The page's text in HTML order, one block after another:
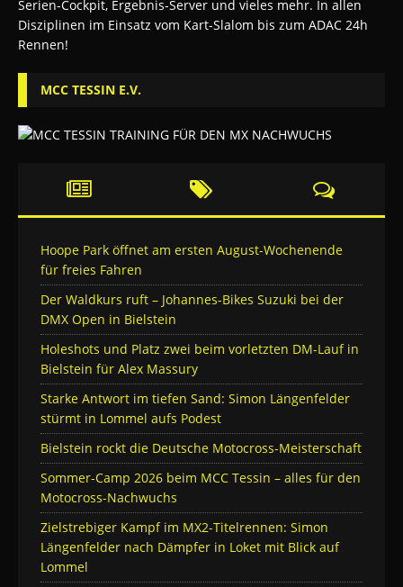
MCC TESSIN E.V.
Hoope Park öffnet am ersten August-Wochenende
für freies Fahren
Der Waldkurs ruft – Johannes-Bikes Suzuki bei der
DMX Open in Bielstein
Holeshots und Platz zwei beim vorletzten DM-Lauf in
Bielstein für Alex Massury
Starke Antwort im tiefen Sand: Simon Längenfelder
stürmt in Lommel aufs Podest
Bielstein rockt die Deutsche Motocross-Meisterschaft
Sommer-Camp 2026 beim MCC Tessin – alles für den
Motocross-Nachwuchs
Zielstrebiger Kampf im MX2-Titelrennen: Simon
Längenfelder nach Dämpfer in Loket mit Blick auf
Lommel